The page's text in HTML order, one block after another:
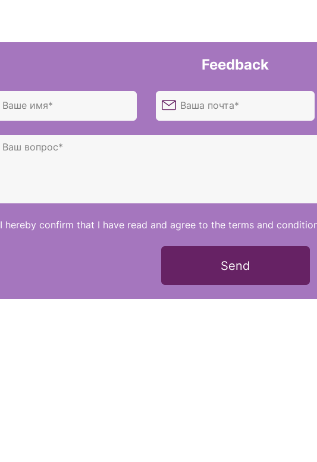
Feedback
I hereby confirm that I have read and agree to the terms and
Send